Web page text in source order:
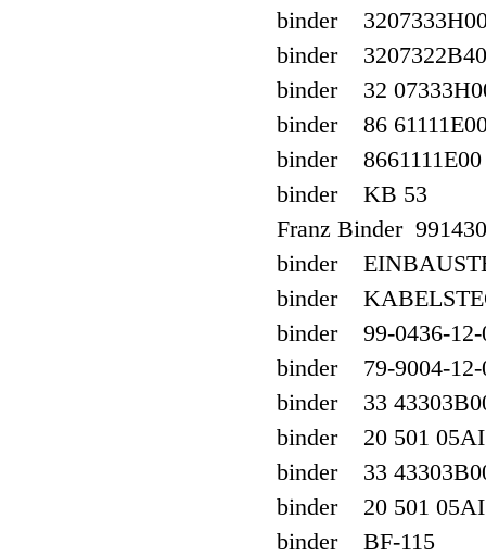
binder
binder 3207322B40
binder 32
binder 86
binder 8661111E00
binder KB 53
Franz Binder
binder
binder
binder 99-0436-12-
binder 79-9004-12-
binder 33
binder 20 501 05AI
binder 33
binder 20 501 05AI
binder BF-115